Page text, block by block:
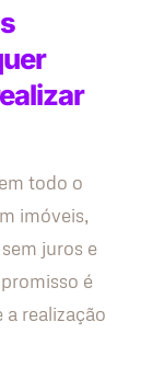
todo o
imóveis,
juros e
é
realização